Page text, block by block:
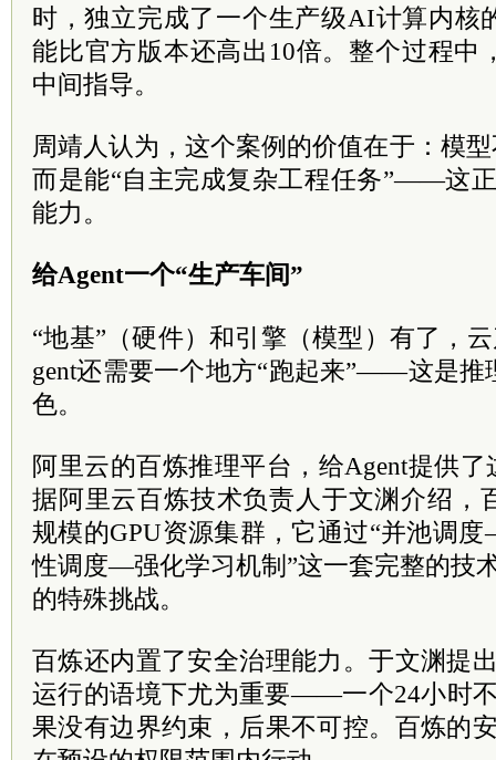
时，独立完成了一个生产级AI计算内核
能比官方版本还高出10倍。整个过程中
中间指导。
周靖人认为，这个案例的价值在于：模
而是能“自主完成复杂工程任务”——这
能力。
给Agent一个“生产车间”
“地基”（硬件）和引擎（模型）有了，
gent还需要一个地方“跑起来”——这是推
色。
阿里云的百炼推理平台，给Agent提供了
据阿里云百炼技术负责人于文渊介绍，
规模的GPU资源集群，它通过“并池调
性调度—强化学习机制”这一套完整的技
的特殊挑战。
百炼还内置了安全治理能力。于文渊提
运行的语境下尤为重要——一个24小时
果没有边界约束，后果不可控。百炼的